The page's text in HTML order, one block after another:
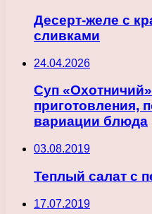
Десерт-желе с
сливками
24.04.2026
Суп
приготовления,
вариации блюда
03.08.2019
Теплый салат с
17.07.2019